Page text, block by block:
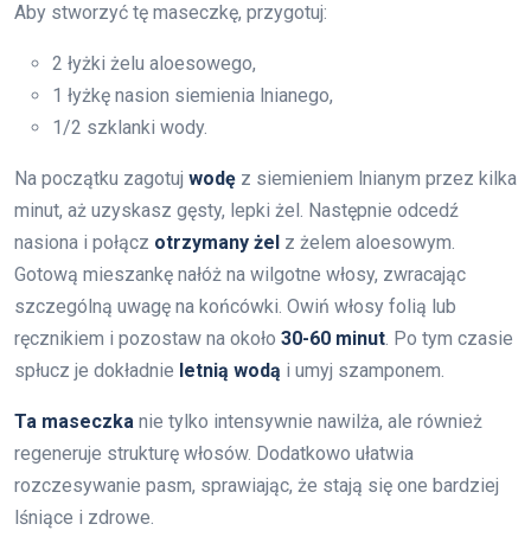
Aby stworzyć tę maseczkę, przygotuj:
2 łyżki żelu aloesowego,
1 łyżkę nasion siemienia lnianego,
1/2 szklanki wody.
Na początku zagotuj wodę z siemieniem lnianym przez kilka
minut, aż uzyskasz gęsty, lepki żel. Następnie odcedź
nasiona i połącz otrzymany żel z żelem aloesowym.
Gotową mieszankę nałóż na wilgotne włosy, zwracając
szczególną uwagę na końcówki. Owiń włosy folią lub
ręcznikiem i pozostaw na około 30-60 minut. Po tym czasie
spłucz je dokładnie letnią wodą i umyj szamponem.
Ta maseczka nie tylko intensywnie nawilża, ale również
regeneruje strukturę włosów. Dodatkowo ułatwia
rozczesywanie pasm, sprawiając, że stają się one bardziej
lśniące i zdrowe.